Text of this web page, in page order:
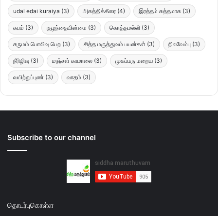
udal edai kuraiya (3) அகத்திக்கீரை (4) இரத்தம் சுத்தமாக (3)
கபம் (3) குழந்தையின்மை (3) கொத்தமல்லி (3)
சருமம் பொலிவு பெற (3) சித்த மருத்துவம் பயன்கள் (3) நிலவேம்பு (3)
நீரிழிவு (3) மஞ்சள் காமாலை (3) முகப்பரு மறைய (3)
வயிற்றுப்புண் (3) வாதம் (3)
Subscribe to our channel
தொடர்புகொள்ள